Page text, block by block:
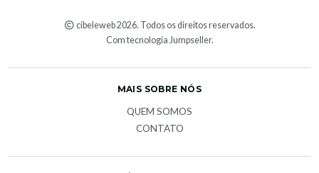
cibeleweb 2026. Todos os direitos reservados.
Com tecnologia Jumpseller.
MAIS SOBRE NÓS
QUEM SOMOS
CONTATO